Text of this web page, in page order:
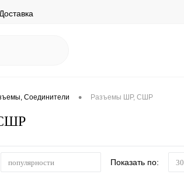
Доставка
Соединители • Разъемы ШР, СШР
популярности Показать по: 30